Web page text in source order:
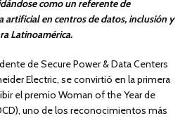
como un referente de
artificial en centros de datos, inclusión y
Latinoamérica.
de Secure Power & Data Centers
Electric, se convirtió en la primera
el premio Woman of the Year de
uno de los reconocimientos más